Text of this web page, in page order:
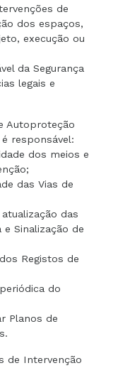
de
dos espaços,
execução ou
da Segurança
legais e
Autoproteção
responsável:
dos meios e
das Vias de
das
e Sinalização de
Registos de
do
Planos de
de Intervenção